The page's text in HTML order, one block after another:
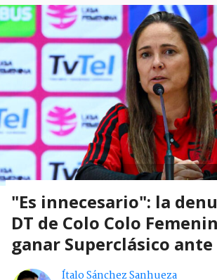
"Es innecesario": la
DT de Colo Colo
ganar Superclásico ante
Ítalo Sánchez Sanhueza